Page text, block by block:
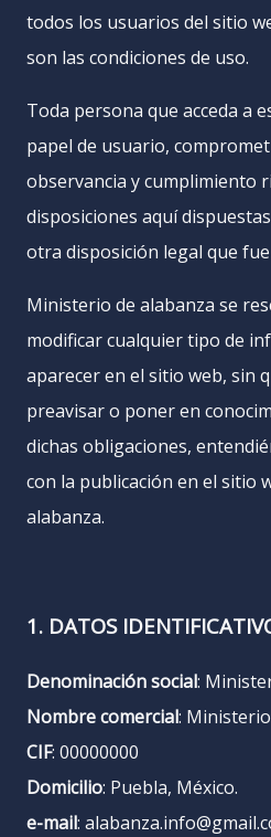
todos los usuarios del sitio
son las condiciones de uso.
Toda persona que acceda a
papel de usuario,
observancia y cumplimiento
disposiciones aquí
otra disposición legal que
Ministerio de alabanza se
modificar cualquier tipo de
aparecer en el sitio web, sin
preavisar o poner en
dichas obligaciones,
con la publicación en el sitio
alabanza.
1. DATOS
Denominación social:
Nombre comercial:
CIF: 00000000
Domicilio: Puebla, México.
e-mail: